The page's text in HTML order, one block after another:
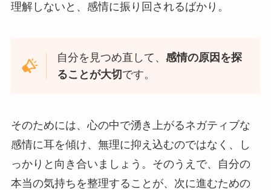
理解しないと、感情に振り回されるばかり。
自分を見つめ直して、感情の原因を探
ることが大切です。
そのためには、心の中で湧き上がるネガティブな
感情に耳を傾け、無理に抑え込むのではなく、し
っかりと向き合いましょう。そのうえで、自分の
本当の気持ちを整理することが、次に進むための